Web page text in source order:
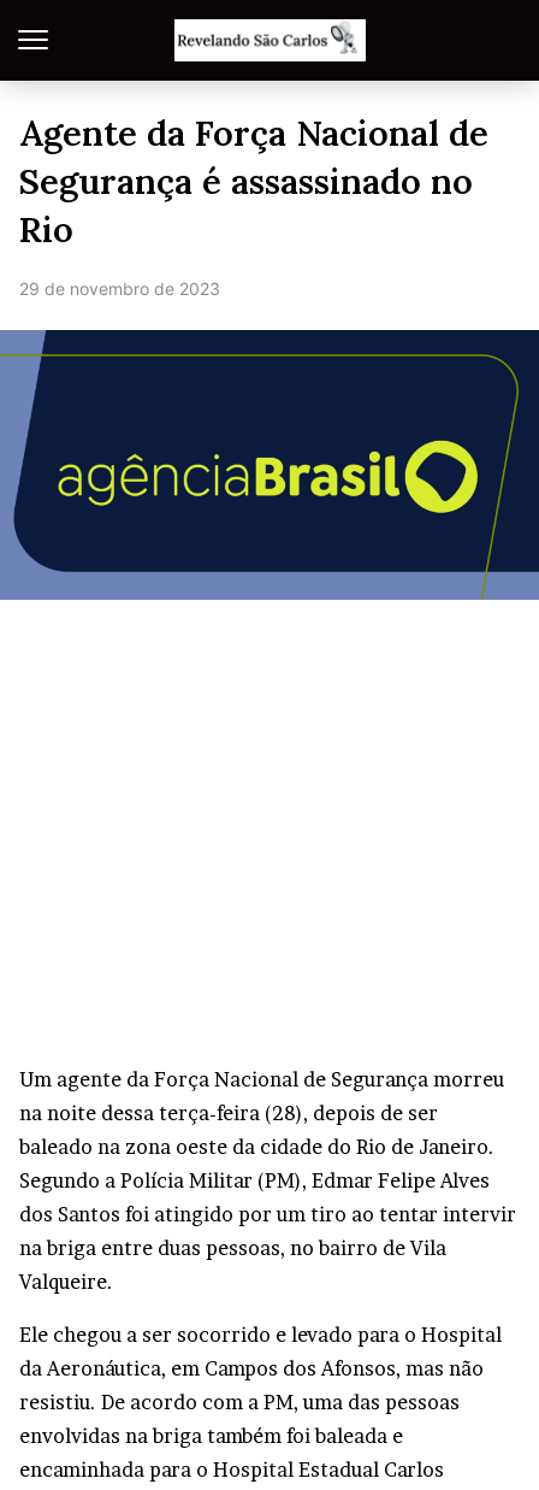
Agente da Força Nacional de
Segurança é assassinado no
Rio
29 de novembro de 2023
Um agente da Força Nacional de Segurança morreu
na noite dessa terça-feira (28), depois de ser
baleado na zona oeste da cidade do Rio de Janeiro.
Segundo a Polícia Militar (PM), Edmar Felipe Alves
dos Santos foi atingido por um tiro ao tentar intervir
na briga entre duas pessoas, no bairro de Vila
Valqueire.
Ele chegou a ser socorrido e levado para o Hospital
da Aeronáutica, em Campos dos Afonsos, mas não
resistiu. De acordo com a PM, uma das pessoas
envolvidas na briga também foi baleada e
encaminhada para o Hospital Estadual Carlos